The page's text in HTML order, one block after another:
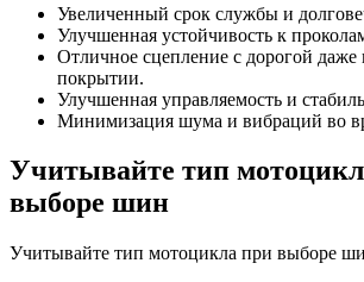
Увеличенный срок службы и
Улучшенная устойчивость к
Отличное сцепление с дорогой
покрытии.
Улучшенная управляемость и
Минимизация шума и вибраций во
Учитывайте тип
выборе шин
Учитывайте тип мотоцикла при выборе